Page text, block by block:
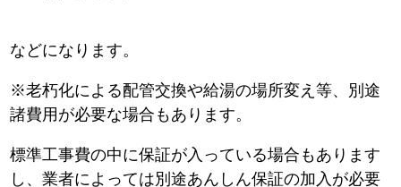
などになります。
※老朽化による配管交換や給湯の場所変え等、別途
諸費用が必要な場合もあります。
標準工事費の中に保証が入っている場合もあります
し、業者によっては別途あんしん保証の加入が必要